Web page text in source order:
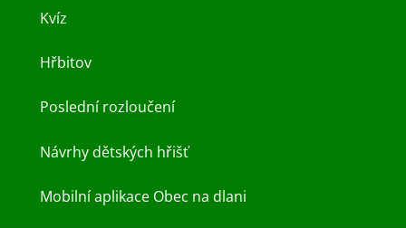
Kvíz
Hřbitov
Poslední rozloučení
Návrhy dětských hřišť
Mobilní aplikace Obec na dlani